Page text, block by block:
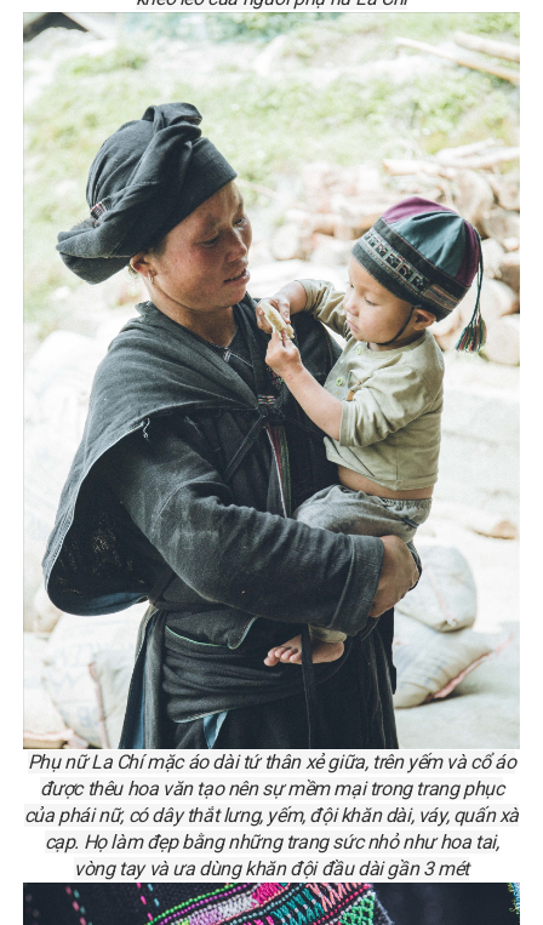
Phụ nữ La Chí mặc áo dài tứ thân xẻ giữa, trên yếm và cổ áo
được thêu hoa văn tạo nên sự mềm mại trong trang phục
của phái nữ, có dây thắt lưng, yếm, đội khăn dài, váy, quấn xà
cạp. Họ làm đẹp bằng những trang sức nhỏ như hoa tai,
vòng tay và ưa dùng khăn đội đầu dài gần 3 mét